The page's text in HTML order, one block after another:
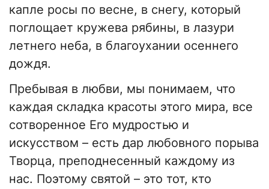
капле росы по весне, в снегу, который
поглощает кружева рябины, в лазури
летнего неба, в благоухании осеннего
дождя.
Пребывая в любви, мы понимаем, что
каждая складка красоты этого мира, все
сотворенное Его мудростью и
искусством – есть дар любовного порыва
Творца, преподнесенный каждому из
нас. Поэтому святой – это тот, кто